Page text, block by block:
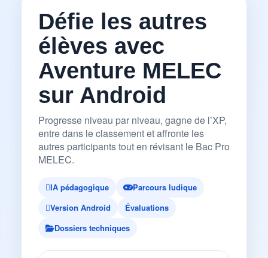
Défie les autres
élèves avec
Aventure MELEC
sur Android
Progresse niveau par niveau, gagne de l’XP,
entre dans le classement et affronte les
autres participants tout en révisant le Bac Pro
MELEC.
IA pédagogique
Parcours ludique
Version Android
Évaluations
Dossiers techniques